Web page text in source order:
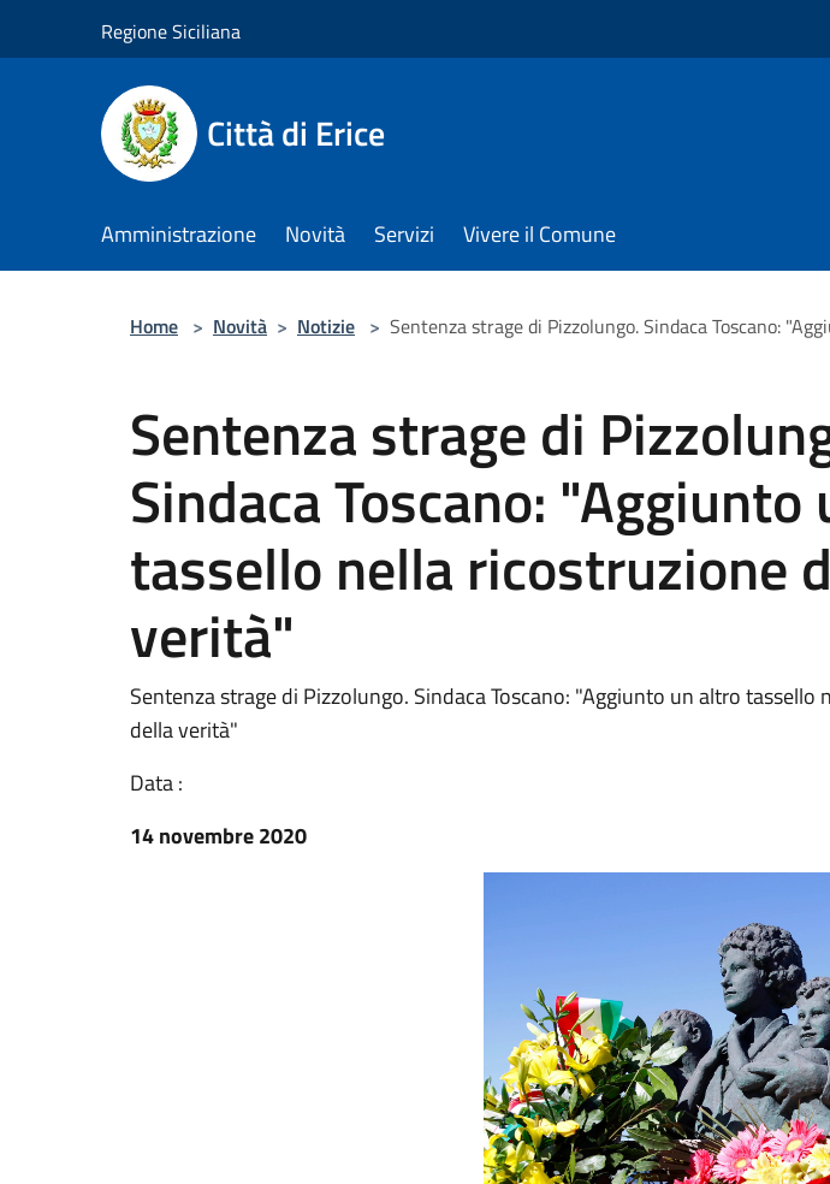
Regione Siciliana
Città di Erice
Amministrazione Novità Servizi Vivere il Comune
Home > Novità > Notizie > Sentenza strage di Pizzolungo. Sindaca Toscano:
Sentenza strage di
Sindaca Toscano:
tassello nella ricostruzione
verità"
Sentenza strage di Pizzolungo. Sindaca Toscano: "Aggiunto un altro tassello
della verità"
Data :
14 novembre 2020